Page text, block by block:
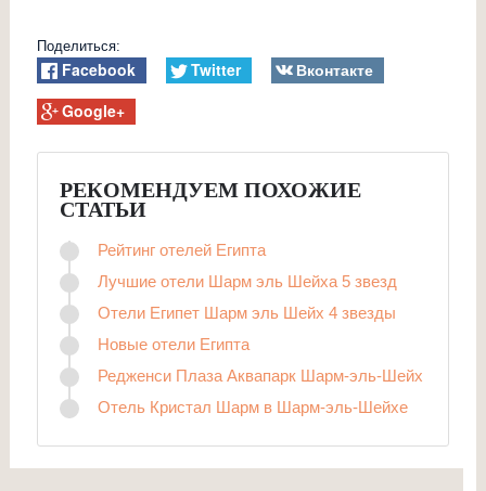
Поделиться:
Facebook Twitter
Вконтакте
Google+
РЕКОМЕНДУЕМ ПОХОЖИЕ
СТАТЬИ
Рейтинг отелей Египта
Лучшие отели Шарм эль Шейха 5 звезд
Отели Египет Шарм эль Шейх 4 звезды
Новые отели Египта
Редженси Плаза Аквапарк Шарм-эль-Шейх
Отель Кристал Шарм в Шарм-эль-Шейхе